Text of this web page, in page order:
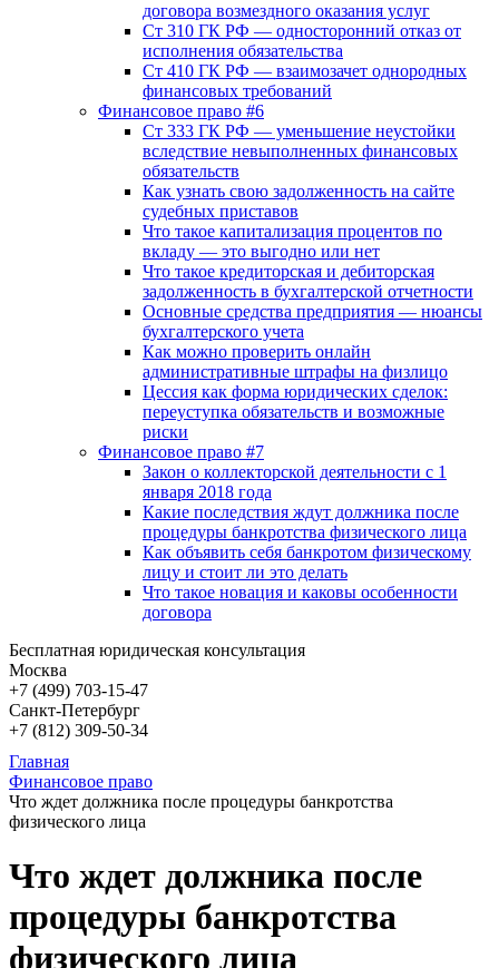
договора возмездного оказания услуг
Ст 310 ГК РФ — односторонний отказ от
исполнения обязательства
Ст 410 ГК РФ — взаимозачет однородных
финансовых требований
Финансовое право #6
Ст 333 ГК РФ — уменьшение неустойки
вследствие невыполненных финансовых
обязательств
Как узнать свою задолженность на сайте
судебных приставов
Что такое капитализация процентов по
вкладу — это выгодно или нет
Что такое кредиторская и дебиторская
задолженность в бухгалтерской отчетности
Основные средства предприятия — нюансы
бухгалтерского учета
Как можно проверить онлайн
административные штрафы на физлицо
Цессия как форма юридических сделок:
переуступка обязательств и возможные
риски
Финансовое право #7
Закон о коллекторской деятельности с 1
января 2018 года
Какие последствия ждут должника после
процедуры банкротства физического лица
Как объявить себя банкротом физическому
лицу и стоит ли это делать
Что такое новация и каковы особенности
договора
Бесплатная юридическая консультация
Москва
+7 (499) 703-15-47
Санкт-Петербург
+7 (812) 309-50-34
Главная
Финансовое право
Что ждет должника после процедуры банкротства
физического лица
Что ждет должника после
процедуры банкротства
физического лица